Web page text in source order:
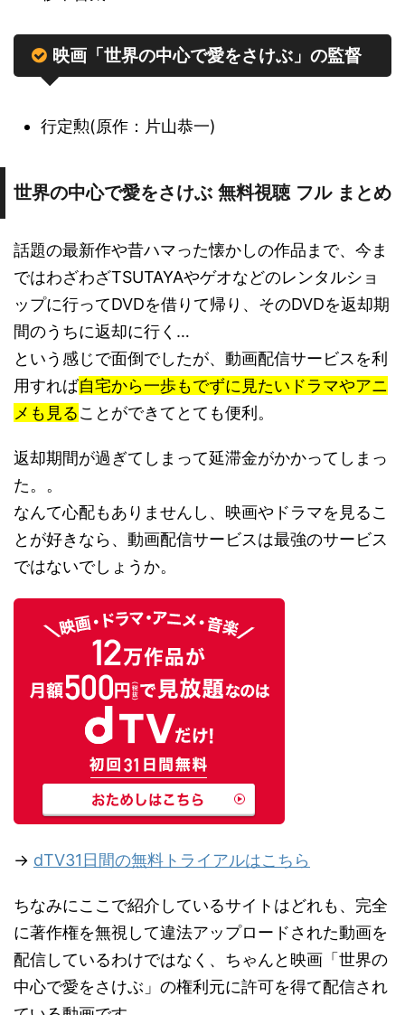
映画「世界の中心で愛をさけぶ」の監督
行定勲(原作：片山恭一)
世界の中心で愛をさけぶ 無料視聴 フル まとめ
話題の最新作や昔ハマった懐かしの作品まで、今ま
ではわざわざTSUTAYAやゲオなどのレンタルショ
ップに行ってDVDを借りて帰り、そのDVDを返却期
間のうちに返却に行く…
という感じで面倒でしたが、動画配信サービスを利
用すれば自宅から一歩もでずに見たいドラマやアニ
メも見ることができてとても便利。
返却期間が過ぎてしまって延滞金がかかってしまっ
た。。
なんて心配もありませんし、映画やドラマを見るこ
とが好きなら、動画配信サービスは最強のサービス
ではないでしょうか。
→ dTV31日間の無料トライアルはこちら
ちなみにここで紹介しているサイトはどれも、完全
に著作権を無視して違法アップロードされた動画を
配信しているわけではなく、ちゃんと映画「世界の
中心で愛をさけぶ」の権利元に許可を得て配信され